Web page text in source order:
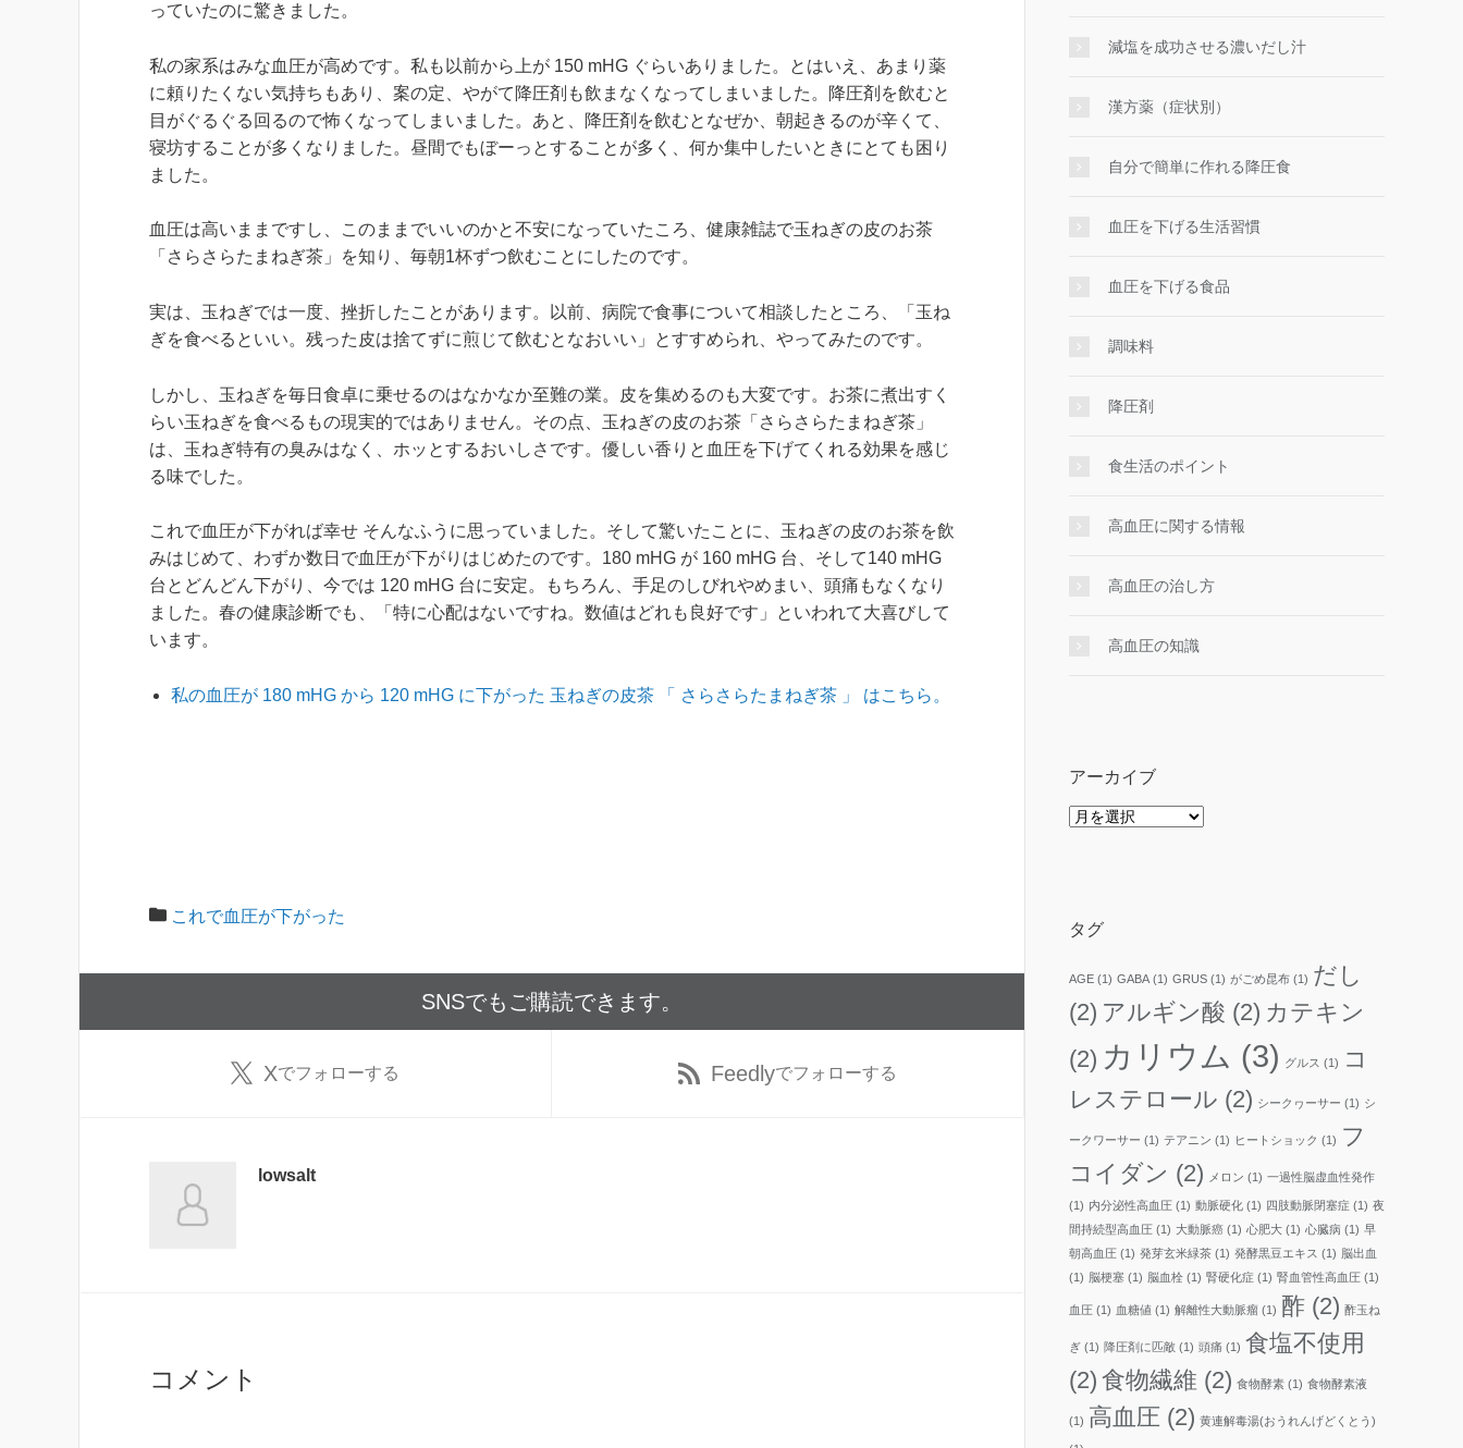
っていたのに驚きました。
私の家系はみな血圧が高めです。私も以前から上が 150 mHG ぐらいありました。とはいえ、あまり薬
に頼りたくない気持ちもあり、案の定、やがて降圧剤も飲まなくなってしまいました。降圧剤を飲むと
目がぐるぐる回るので怖くなってしまいました。あと、降圧剤を飲むとなぜか、朝起きるのが辛くて、
寝坊することが多くなりました。昼間でもぼーっとすることが多く、何か集中したいときにとても困り
ました。
血圧は高いままですし、このままでいいのかと不安になっていたころ、健康雑誌で玉ねぎの皮のお茶
「さらさらたまねぎ茶」を知り、毎朝1杯ずつ飲むことにしたのです。
実は、玉ねぎでは一度、挫折したことがあります。以前、病院で食事について相談したところ、「玉ね
ぎを食べるといい。残った皮は捨てずに煎じて飲むとなおいい」とすすめられ、やってみたのです。
しかし、玉ねぎを毎日食卓に乗せるのはなかなか至難の業。皮を集めるのも大変です。お茶に煮出すく
らい玉ねぎを食べるもの現実的ではありません。その点、玉ねぎの皮のお茶「さらさらたまねぎ茶」
は、玉ねぎ特有の臭みはなく、ホッとするおいしさです。優しい香りと血圧を下げてくれる効果を感じ
る味でした。
これで血圧が下がれば幸せ そんなふうに思っていました。そして驚いたことに、玉ねぎの皮のお茶を飲
みはじめて、わずか数日で血圧が下がりはじめたのです。180 mHG が 160 mHG 台、そして140 mHG
台とどんどん下がり、今では 120 mHG 台に安定。もちろん、手足のしびれやめまい、頭痛もなくなり
ました。春の健康診断でも、「特に心配はないですね。数値はどれも良好です」といわれて大喜びして
います。
私の血圧が 180 mHG から 120 mHG に下がった 玉ねぎの皮茶 「 さらさらたまねぎ茶 」 はこちら。
これで血圧が下がった
SNSでもご購読できます。
Xでフォローする Feedlyでフォローする
lowsalt
コメント
減塩を成功させる濃いだし汁
漢方薬（症状別）
自分で簡単に作れる降圧食
血圧を下げる生活習慣
血圧を下げる食品
調味料
降圧剤
食生活のポイント
高血圧に関する情報
高血圧の治し方
高血圧の知識
アーカイブ
ア
タグ
AGE (1) GABA (1) GRUS (1) がごめ昆布 (1) だし
(2) アルギン酸 (2) カテキン
(2) カリウム (3) グルス (1)
コ
レステロール (2) シークヮーサー (1) シ
ークワーサー (1) テアニン (1) ヒートショック (1) フ
コイダン (2) メロン (1) 一過性脳虚血性発作
(1) 内分泌性高血圧 (1) 動脈硬化 (1) 四肢動脈閉塞症 (1) 夜
間持続型高血圧 (1) 大動脈癌 (1) 心肥大 (1) 心臓病 (1) 早
朝高血圧 (1) 発芽玄米緑茶 (1) 発酵黒豆エキス (1) 脳出血
(1) 脳梗塞 (1) 脳血栓 (1) 腎硬化症 (1) 腎血管性高血圧 (1)
血圧 (1) 血糖値 (1) 解離性大動脈瘤 (1) 酢 (2) 酢玉ね
ぎ (1) 降圧剤に匹敵 (1) 頭痛 (1) 食塩不使用
(2) 食物繊維 (2) 食物酵素 (1) 食物酵素液
(1) 高血圧 (2) 黄連解毒湯(おうれんげどくとう)